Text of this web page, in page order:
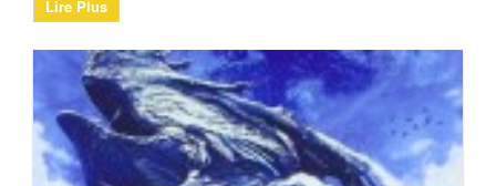
Lire Plus